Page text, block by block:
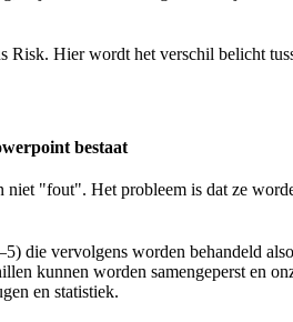
Risk. Hier wordt het verschil belicht
bestaat
"fout". Het probleem is dat ze
die vervolgens worden behandeld
kunnen worden samengeperst en
en statistiek.